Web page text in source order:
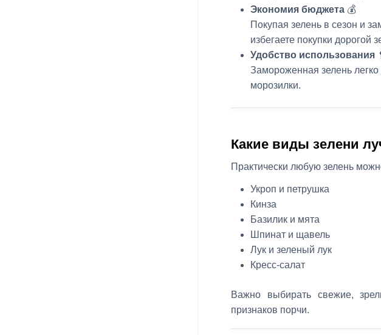
Экономия бюджета💰
Покупая зелень в сезон и
избегаете покупки дорогой
Удобство использования
Замороженная зелень
морозилки.
Какие виды зелени
Практически любую зелень
Укроп и петрушка
Кинза
Базилик и мята
Шпинат и щавель
Лук и зеленый лук
Кресс-салат
Важно выбирать свежие,
признаков порчи.